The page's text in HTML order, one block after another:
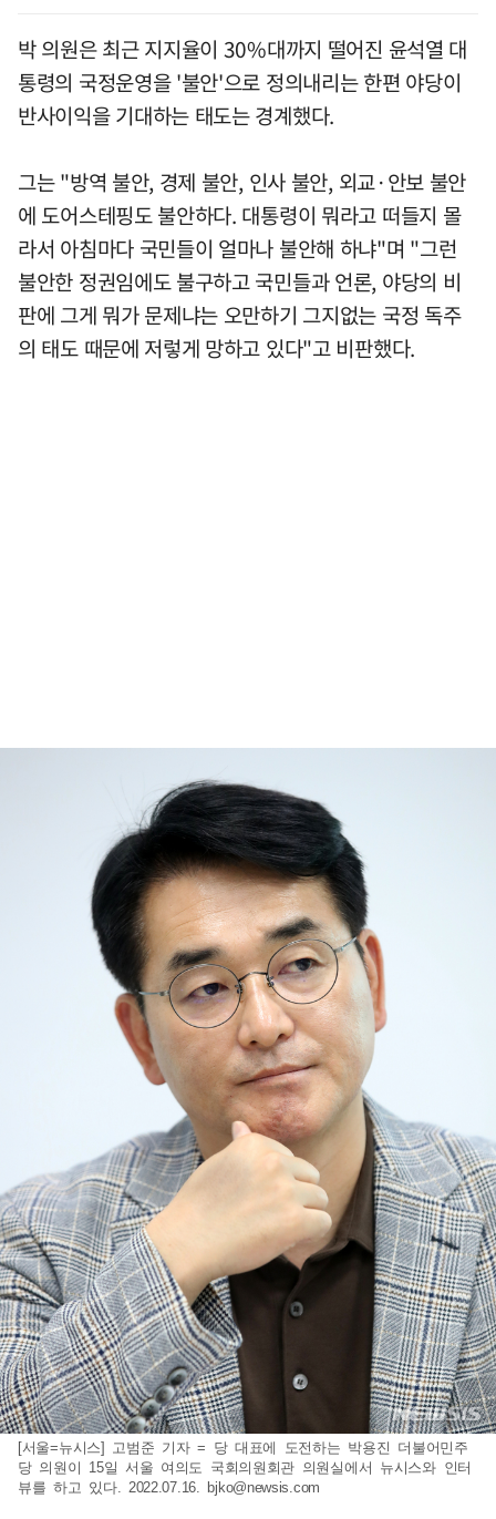
박 의원은 최근 지지율이 30%대까지 떨어진 윤석열 대
통령의 국정운영을 '불안'으로 정의내리는 한편 야당이
반사이익을 기대하는 태도는 경계했다.
그는 "방역 불안, 경제 불안, 인사 불안, 외교·안보 불안
에 도어스테핑도 불안하다. 대통령이 뭐라고 떠들지 몰
라서 아침마다 국민들이 얼마나 불안해 하냐"며 "그런
불안한 정권임에도 불구하고 국민들과 언론, 야당의 비
판에 그게 뭐가 문제냐는 오만하기 그지없는 국정 독주
의 태도 때문에 저렇게 망하고 있다"고 비판했다.
[서울=뉴시스] 고범준 기자 = 당 대표에 도전하는 박용진 더불어민주
당 의원이 15일 서울 여의도 국회의원회관 의원실에서 뉴시스와 인터
뷰를 하고 있다. 2022.07.16.
bjko@newsis.com